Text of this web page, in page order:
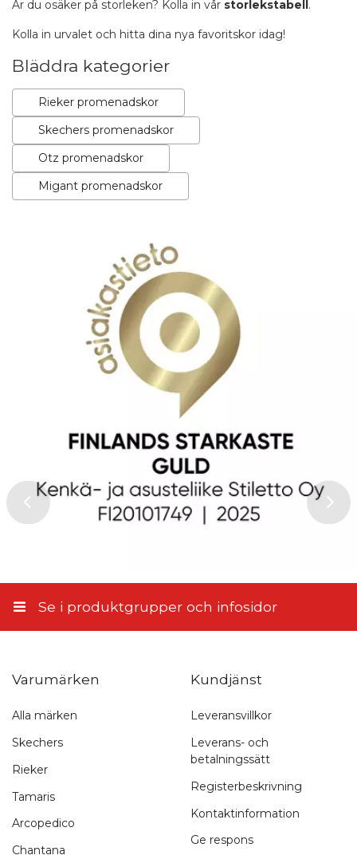
Är du osäker på storleken? Kolla in vår storlekstabell .
Kolla in urvalet och hitta dina nya favoritskor idag!
Bläddra kategorier
Rieker promenadskor
Skechers promenadskor
Otz promenadskor
Migant promenadskor
Snabb leverans
1-3 arbetsdagar
Se i produktgrupper och infosidor
Varumärken
Alla märken
Skechers
Rieker
Tamaris
Arcopedico
Chantana
Kundjänst
Leveransvillkor
Leverans- och
betalningssätt
Registerbeskrivning
Kontaktinformation
Ge respons